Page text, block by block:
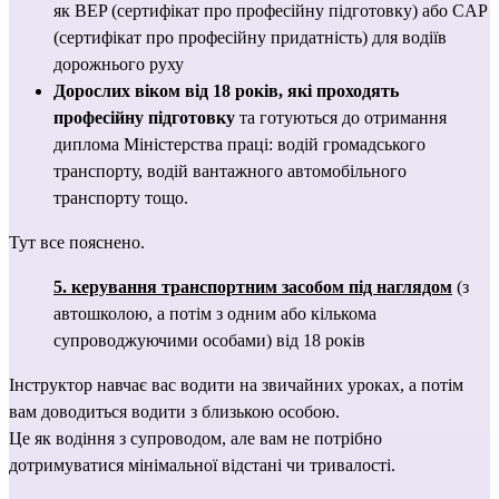
як BEP (сертифікат про професійну підготовку) або CAP
(сертифікат про професійну придатність) для водіїв
дорожнього руху
Дорослих віком від 18 років, які проходять
професійну підготовку та готуються до отримання
диплома Міністерства праці: водій громадського
транспорту, водій вантажного автомобільного
транспорту тощо.
Тут все пояснено.
5. керування транспортним засобом під наглядом (з
автошколою, а потім з одним або кількома
супроводжуючими особами) від 18 років
Інструктор навчає вас водити на звичайних уроках, а потім
вам доводиться водити з близькою особою.
Це як водіння з супроводом, але вам не потрібно
дотримуватися мінімальної відстані чи тривалості.